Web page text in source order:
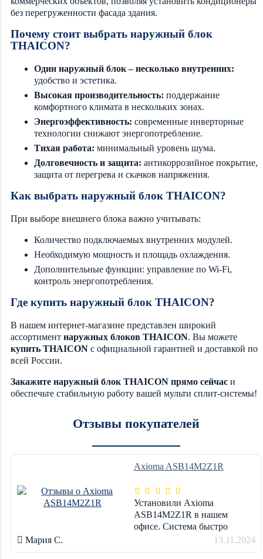
без перегруженности фасада здания.
Почему стоит выбрать наружный блок
THAICON?
Один наружный блок – несколько внутренних:
удобство и эстетика.
Высокая производительность: поддержание
комфортного климата в нескольких зонах.
Энергоэффективность: современные инверторные
технологии снижают энергопотребление.
Тихая работа: минимальный уровень шума.
Долговечность и защита: антикоррозийное покрытие,
защита от перегрева и скачков напряжения.
Как выбрать наружный блок THAICON?
При выборе внешнего блока важно учитывать:
Количество подключаемых внутренних модулей.
Необходимую мощность и площадь охлаждения.
Дополнительные функции: управление по Wi-Fi,
контроль энергопотребления.
Где купить наружный блок THAICON?
В нашем интернет-магазине представлен широкий
ассортимент наружных блоков THAICON. Вы можете
купить THAICON с официальной гарантией и доставкой по
всей России.
Закажите наружный блок THAICON прямо сейчас и
обеспечьте стабильную работу вашей мульти сплит-системы!
Отзывы покупателей
Axioma ASB14M2Z1R
Установили Axioma
ASB14M2Z1R в нашем
офисе. Система быстро
охлаждает помещения, и
каждый сотрудник может
Мария С. 13.11.2024